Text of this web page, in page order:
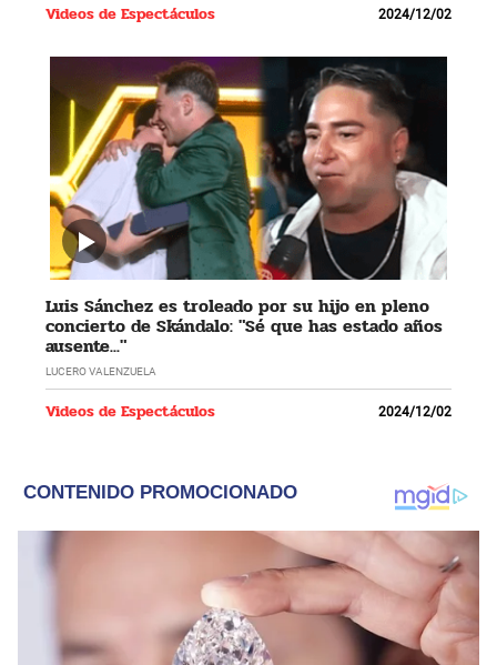
Videos de Espectáculos 2024/12/02
Luis Sánchez es troleado por su hijo en pleno
concierto de Skándalo: "Sé que has estado años
ausente..."
LUCERO VALENZUELA
Videos de Espectáculos 2024/12/02